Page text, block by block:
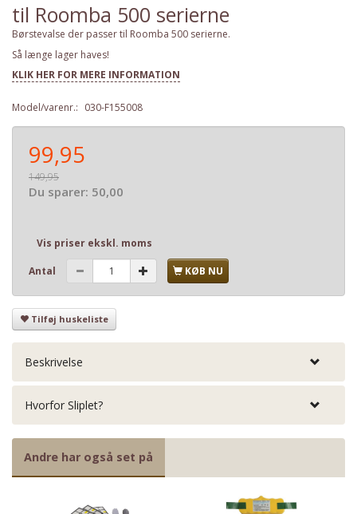
til Roomba 500 serierne
Børstevalse der passer til Roomba 500 serierne.
Så længe lager haves!
KLIK HER FOR MERE INFORMATION
Model/varenr.: 030-F155008
99,95
149,95
Du sparer: 50,00
Vis priser ekskl. moms
Antal KØB NU
Tilføj huskeliste
Beskrivelse
Hvorfor Sliplet?
Andre har også set på